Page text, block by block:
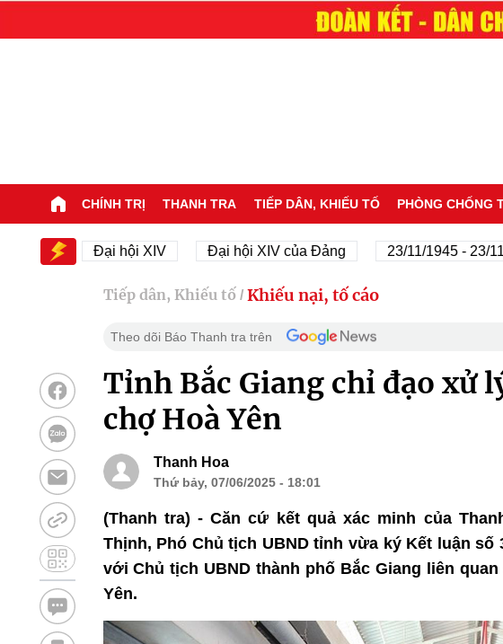
CHÍNH TRỊ THANH TRA TIẾP DÂN, KHIẾU TỐ PHÒNG CHỐNG
Đại hội XIV Đại hội XIV của Đảng 23/11/1945 - 23/11/
Tiếp dân, Khiếu tố / Khiếu nại, tố cáo
Theo dõi Báo Thanh tra trên
Tỉnh Bắc Giang chỉ đạo xử
chợ Hoà Yên
Thanh Hoa
Thứ bảy, 07/06/2025 - 18:01
(Thanh tra) - Căn cứ kết quả xác minh của
Thịnh, Phó Chủ tịch UBND tỉnh vừa ký Kết luận số
với Chủ tịch UBND thành phố Bắc Giang liên
Yên.